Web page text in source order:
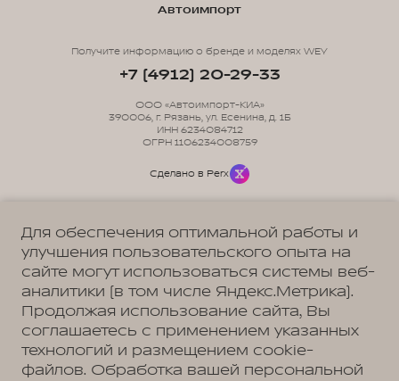
Политика обработки персональных данных
Согласие на коммуникацию
Согласие на предоставление персональных данных третьим лицам
Согласие на обработку ПД
Автоимпорт
Получите информацию о бренде и моделях WEY
+7 (4912) 20-29-33
ООО «Автоимпорт-КИА»
390006, г. Рязань, ул. Есенина, д. 1Б
ИНН 6234084712
ОГРН 1106234008759
Сделано в Perx
Для обеспечения оптимальной работы и
улучшения пользовательского опыта на
сайте могут использоваться системы веб-
аналитики (в том числе Яндекс.Метрика).
Продолжая использование сайта, Вы
соглашаетесь с применением указанных
технологий и размещением cookie-
файлов. Обработка вашей персональной